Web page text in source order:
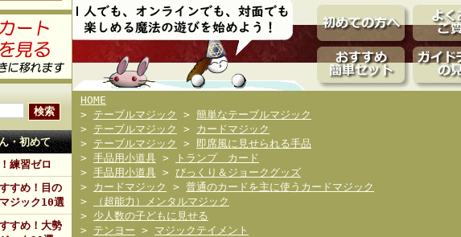
・初めて
練習ゼロ
すめ！目の
ジック10選
すめ！大勢
HOME
> テーブルマジック > 簡単なテーブルマジック
> テーブルマジック >
カードマジック
> テーブルマジック > 即席風に見せられる手品
> 手品用小道具 >
トランプ カード
> 手品用小道具 > びっくり＆ジョークグッズ
>
カードマジック > 普通のカードを主に使うカードマジック
>
（超能力）メンタルマジック
> 少人数の子どもに見せる
> テンヨー > マジックテイメント